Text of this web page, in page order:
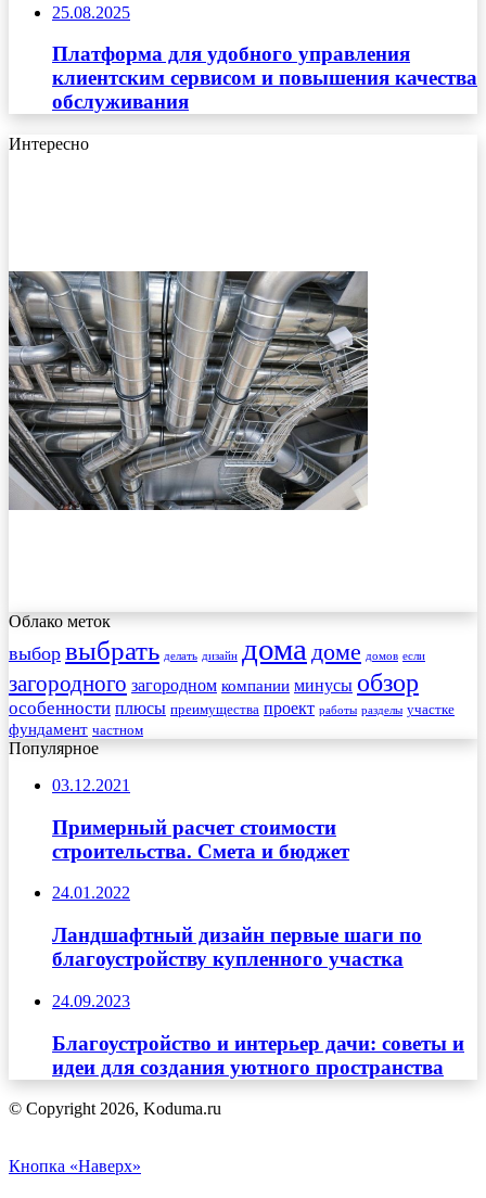
25.08.2025
Платформа для удобного управления
клиентским сервисом и повышения качества
обслуживания
Интересно
Облако меток
выбор выбрать делать дизайн дома доме домов если
загородного загородном компании минусы обзор
особенности плюсы преимущества проект работы разделы участке
фундамент частном
Популярное
03.12.2021
Примерный расчет стоимости
строительства. Смета и бюджет
24.01.2022
Ландшафтный дизайн первые шаги по
благоустройству купленного участка
24.09.2023
Благоустройство и интерьер дачи: советы и
идеи для создания уютного пространства
© Copyright 2026, Koduma.ru
Кнопка «Наверх»